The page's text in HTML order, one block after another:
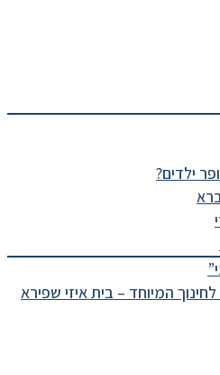
ילדים?
המיוחד – בית איזי שפירא